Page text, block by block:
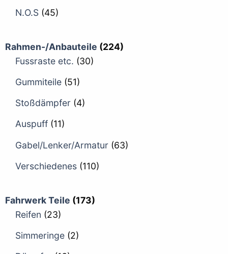
N.O.S (45)
Rahmen-/Anbauteile (224)
Fussraste etc. (30)
Gummiteile (51)
Stoßdämpfer (4)
Auspuff (11)
Gabel/Lenker/Armatur (63)
Verschiedenes (110)
Fahrwerk Teile (173)
Reifen (23)
Simmeringe (2)